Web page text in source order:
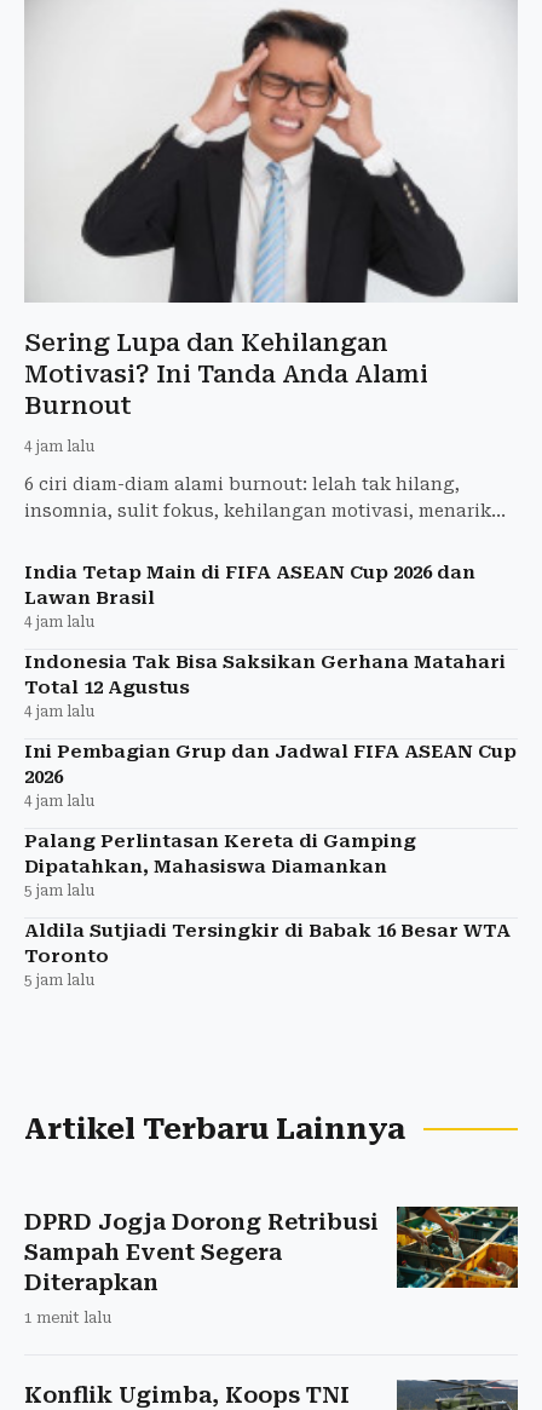
Sering Lupa dan Kehilangan
Motivasi? Ini Tanda Anda Alami
Burnout
4 jam lalu
6 ciri diam-diam alami burnout: lelah tak hilang,
insomnia, sulit fokus, kehilangan motivasi, menarik
kronis
India Tetap Main di FIFA ASEAN Cup 2026 dan
Lawan Brasil
4 jam lalu
Indonesia Tak Bisa Saksikan Gerhana Matahari
Total 12 Agustus
4 jam lalu
Ini Pembagian Grup dan Jadwal FIFA ASEAN Cup
2026
4 jam lalu
Palang Perlintasan Kereta di Gamping
Dipatahkan, Mahasiswa Diamankan
5 jam lalu
Aldila Sutjiadi Tersingkir di Babak 16 Besar WTA
Toronto
5 jam lalu
Artikel Terbaru Lainnya
DPRD Jogja Dorong Retribusi
Sampah Event Segera
Diterapkan
1 menit lalu
Konflik Ugimba, Koops TNI